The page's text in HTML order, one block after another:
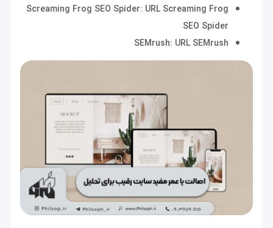
Screaming Frog SEO Spider: URL Screaming Frog
SEO Spider
SEMrush: URL SEMrush